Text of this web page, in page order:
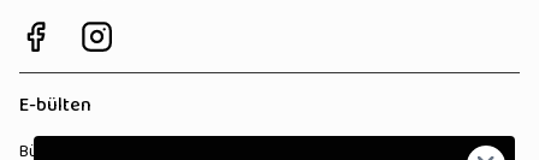
E-bülten
Bültenimize kaydolun, tüm kampanyalardan anında haberdar olun!